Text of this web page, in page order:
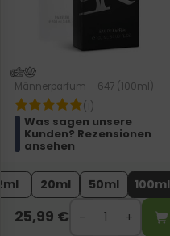
Männerparfum – 647 (100ml)
(1)
Was sagen unsere
Kunden? Rezensionen
ansehen
20ml 50ml 100ml
25,99 €